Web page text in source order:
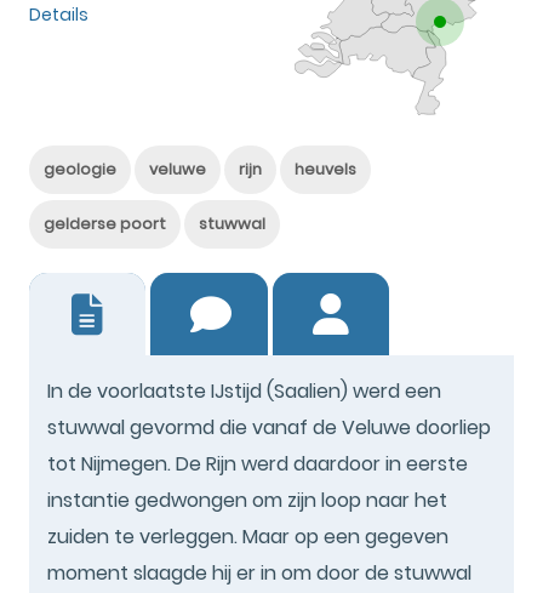
Details
geologie veluwe rijn heuvels
gelderse poort stuwwal
In de voorlaatste IJstijd (Saalien) werd een
stuwwal gevormd die vanaf de Veluwe doorliep
tot Nijmegen. De Rijn werd daardoor in eerste
instantie gedwongen om zijn loop naar het
zuiden te verleggen. Maar op een gegeven
moment slaagde hij er in om door de stuwwal